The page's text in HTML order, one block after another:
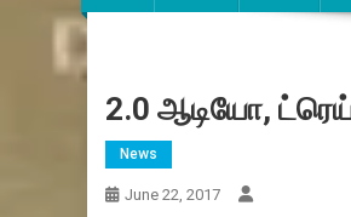
2.0 ஆடியோ,
News
June 22, 2017